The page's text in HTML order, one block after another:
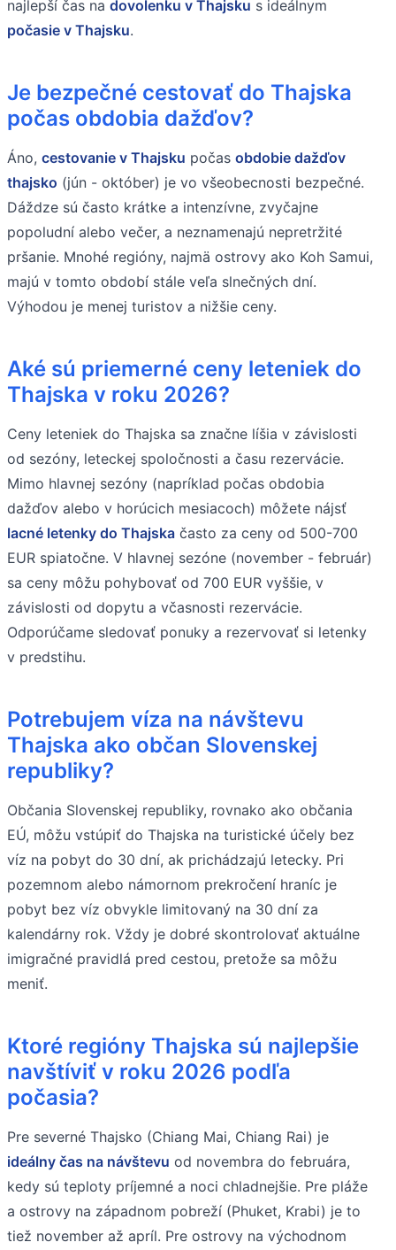
najlepší čas na dovolenku v Thajsku s ideálnym
počasie v Thajsku.
Je bezpečné cestovať do Thajska
počas obdobia dažďov?
Áno, cestovanie v Thajsku počas obdobie dažďov
thajsko (jún - október) je vo všeobecnosti bezpečné.
Dáždze sú často krátke a intenzívne, zvyčajne
popoludní alebo večer, a neznamenajú nepretržité
pršanie. Mnohé regióny, najmä ostrovy ako Koh Samui,
majú v tomto období stále veľa slnečných dní.
Výhodou je menej turistov a nižšie ceny.
Aké sú priemerné ceny leteniek do
Thajska v roku 2026?
Ceny leteniek do Thajska sa značne líšia v závislosti
od sezóny, leteckej spoločnosti a času rezervácie.
Mimo hlavnej sezóny (napríklad počas obdobia
dažďov alebo v horúcich mesiacoch) môžete nájsť
lacné letenky do Thajska často za ceny od 500-700
EUR spiatočne. V hlavnej sezóne (november - február)
sa ceny môžu pohybovať od 700 EUR vyššie, v
závislosti od dopytu a včasnosti rezervácie.
Odporúčame sledovať ponuky a rezervovať si letenky
v predstihu.
Potrebujem víza na návštevu
Thajska ako občan Slovenskej
republiky?
Občania Slovenskej republiky, rovnako ako občania
EÚ, môžu vstúpiť do Thajska na turistické účely bez
víz na pobyt do 30 dní, ak prichádzajú letecky. Pri
pozemnom alebo námornom prekročení hraníc je
pobyt bez víz obvykle limitovaný na 30 dní za
kalendárny rok. Vždy je dobré skontrolovať aktuálne
imigračné pravidlá pred cestou, pretože sa môžu
meniť.
Ktoré regióny Thajska sú najlepšie
navštíviť v roku 2026 podľa
počasia?
Pre severné Thajsko (Chiang Mai, Chiang Rai) je
ideálny čas na návštevu od novembra do februára,
kedy sú teploty príjemné a noci chladnejšie. Pre pláže
a ostrovy na západnom pobreží (Phuket, Krabi) je to
tiež november až apríl. Pre ostrovy na východnom